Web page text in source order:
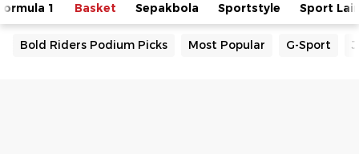
1 Basket Sepakbola Sportstyle Sport
Bold Riders Podium Picks Most Popular G-Sport